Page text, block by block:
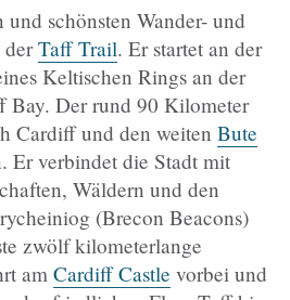
schönsten Wander- und
derTaff Trail. Er startet an der
Keltischen Rings an der
Bay. Der rund 90 Kilometer
Cardiff und den weiten Bute
Er verbindet die Stadt mit
Wäldern und den
(Brecon Beacons)
zwölf kilometerlange
am Cardiff Castle vorbei und